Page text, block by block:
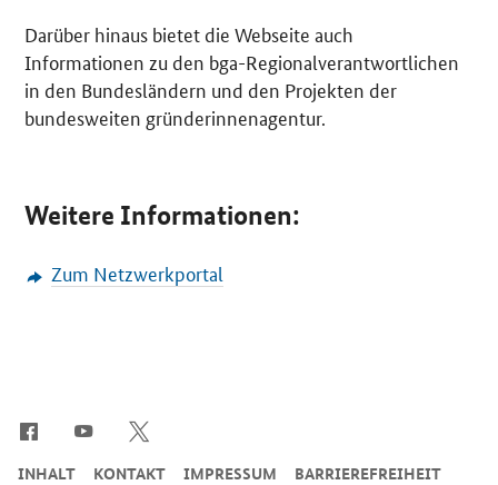
Darüber hinaus bietet die Webseite auch
Informationen zu den bga-Regionalverantwortlichen
in den Bundesländern und den Projekten der
bundesweiten gründerinnenagentur.
Weitere Informationen:
Zum Netzwerkportal
INHALT KONTAKT IMPRESSUM
BARRIEREFREIHEIT